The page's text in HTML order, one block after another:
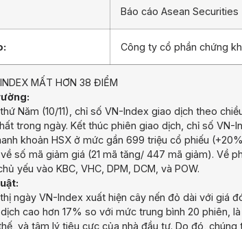
Báo cáo Asean Securities
Công ty cổ phần chứng
MẤT HƠN 38 ĐIỂM
Năm (10/11), chỉ số VN-Index giao dịch theo
trong ngày. Kết thúc phiên giao dịch, chỉ số
khoản HSX ở mức gần 699 triệu cổ phiếu
số mã giảm giá (21 mã tăng/ 447 mã giảm). Về
yếu vào KBC, VHC, DPM, DCM, và POW.
ngày VN-Index xuất hiện cây nến đỏ dài với giá
cao hơn 17% so với mức trung bình 20 phiên,
và tâm lý tiêu cực của nhà đầu tư. Do đó,